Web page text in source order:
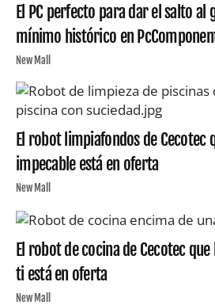
El PC perfecto para dar el salto
mínimo histórico en
New Mall
El robot limpiafondos de Cecotec
impecable está en oferta
New Mall
El robot de cocina de Cecotec
ti está en oferta
New Mall